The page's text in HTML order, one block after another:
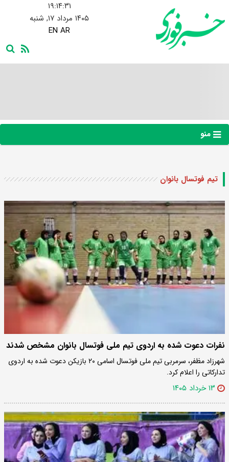
۱۹:۱۴:۳۲
۱۴۰۵ مرداد ۱۷, شنبه
EN AR
منو
تیم فوتسال بانوان
نفرات دعوت شده به اردوی تیم ملی فوتسال بانوان مشخص شدند
شهرزاد مظفر، سرمربی تیم ملی فوتسال اسامی ۲۰ بازیکن دعوت شده به اردوی
تدارکاتی را اعلام کرد.
۱۳ خرداد ۱۴۰۵